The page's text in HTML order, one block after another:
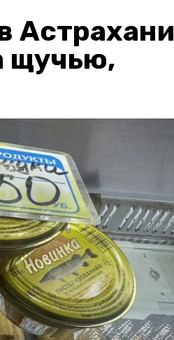
Астрахани
щучью,